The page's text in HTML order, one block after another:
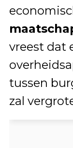
vreest dat
tussen
zal